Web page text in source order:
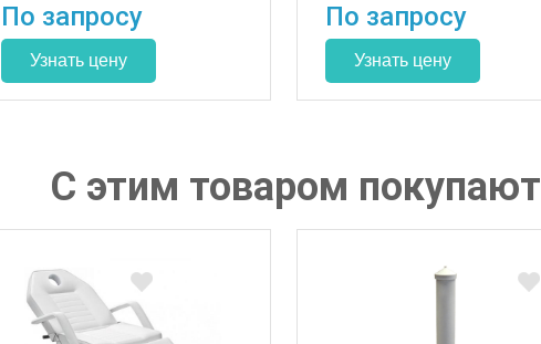
По запросу По запросу
С этим товаром покупают